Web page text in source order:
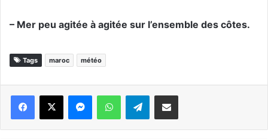
– Mer peu agitée à agitée sur l’ensemble des côtes.
Tags maroc météo
WhatsApp Telegram